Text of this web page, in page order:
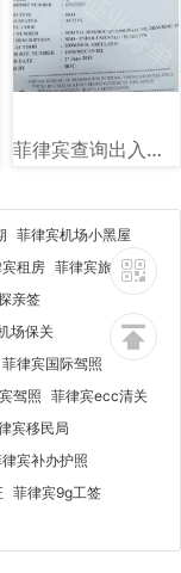
菲律宾查询出入境黑名单图片样式
菲律宾机场小黑屋
租房 菲律宾旅行社
亲签
场保关
菲律宾国际驾照
驾照
菲律宾ecc清关
宾移民局
宾补办护照
菲律宾9g工签